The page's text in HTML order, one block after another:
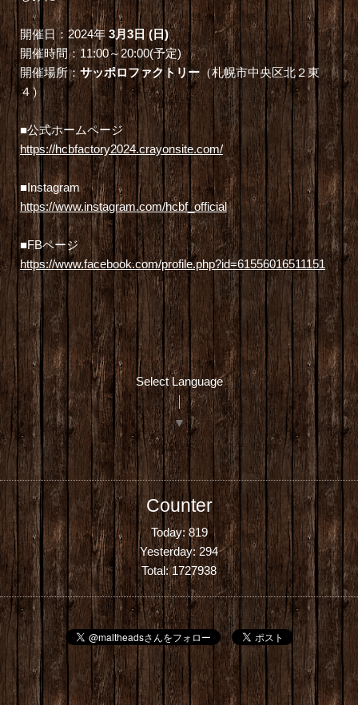
開催日：2024年3月3日 (日)
開催時間：11:00～20:00(予定)
開催場所：サッポロファクトリー（札幌市中央区北２東
４）
■公式ホームページ
https://hcbfactory2024.crayonsite.com/
■Instagram
https://www.instagram.com/hcbf_official
■FBページ
https://www.facebook.com/profile.php?id=61556016511151
Select Language
▼
Counter
Today:819
Yesterday:294
Total:1727938